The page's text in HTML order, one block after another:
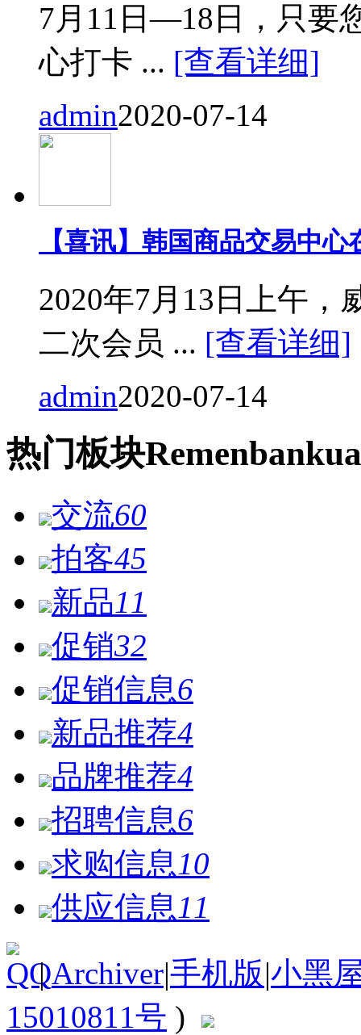
7月11日—18日，只要
心打卡 ... [查看详细]
admin2020-07-14
【喜讯】韩国商品交易中
2020年7月13日上午，
二次会员 ... [查看详细]
admin2020-07-14
热门板块Remen
交流60
拍客45
新品11
促销32
促销信息6
新品推荐4
品牌推荐4
招聘信息6
求购信息 10
供应信息 11
| Archiver|手机版|小黑
15010811号 )